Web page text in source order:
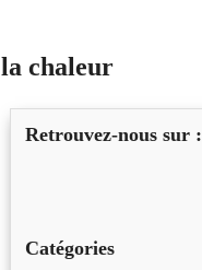
la chaleur
Retrouvez-nous sur :
Catégories